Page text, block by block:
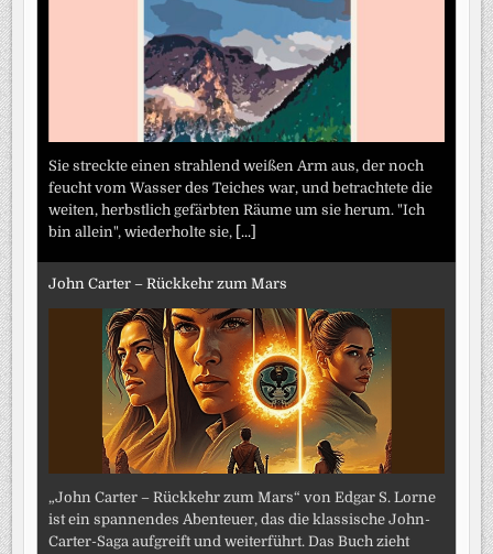
Sie streckte einen strahlend weißen Arm aus, der noch
feucht vom Wasser des Teiches war, und betrachtete die
weiten, herbstlich gefärbten Räume um sie herum. "Ich
bin allein", wiederholte sie, [...]
John Carter – Rückkehr zum Mars
„John Carter – Rückkehr zum Mars“ von Edgar S. Lorne
ist ein spannendes Abenteuer, das die klassische John-
Carter-Saga aufgreift und weiterführt. Das Buch zieht